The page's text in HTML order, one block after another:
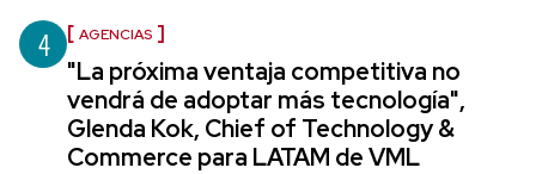
4 AGENCIAS
"La próxima ventaja competitiva no
vendrá de adoptar más tecnología",
Glenda Kok, Chief of Technology &
Commerce para LATAM de VML